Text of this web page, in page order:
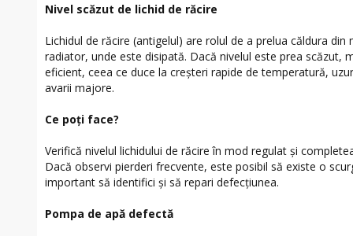
Nivel scăzut de lichid de răcire
Lichidul de răcire (antigelul) are rolul de a prelua căldura
radiator, unde este disipată. Dacă nivelul este prea scăzut,
eficient, ceea ce duce la creșteri rapide de temperatură,
avarii majore.
Ce poți face?
Verifică nivelul lichidului de răcire în mod regulat și
Dacă observi pierderi frecvente, este posibil să existe o
important să identifici și să repari defecțiunea.
Pompa de apă defectă